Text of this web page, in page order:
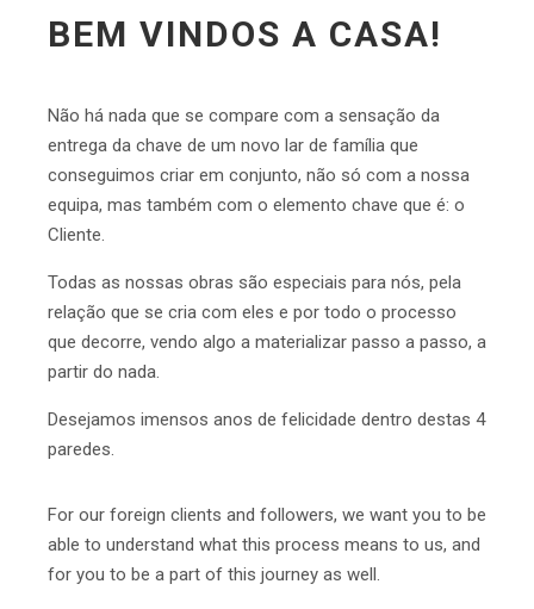
BEM VINDOS A CASA!
Não há nada que se compare com a sensação da
entrega da chave de um novo lar de família que
conseguimos criar em conjunto, não só com a nossa
equipa, mas também com o elemento chave que é: o
Cliente.
Todas as nossas obras são especiais para nós, pela
relação que se cria com eles e por todo o processo
que decorre, vendo algo a materializar passo a passo, a
partir do nada.
Desejamos imensos anos de felicidade dentro destas 4
paredes.
For our foreign clients and followers, we want you to be
able to understand what this process means to us, and
for you to be a part of this journey as well.